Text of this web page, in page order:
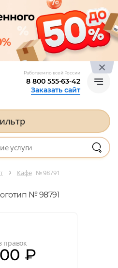
Работаем по всей России
8 800 555-63-42
Заказать сайт
Кафе № 98791
№ 98791
правок
₽